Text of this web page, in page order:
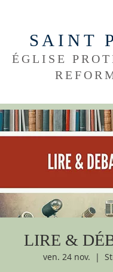
SAINT
ÉGLISE
LIRE &
ven. 24 nov.
  |